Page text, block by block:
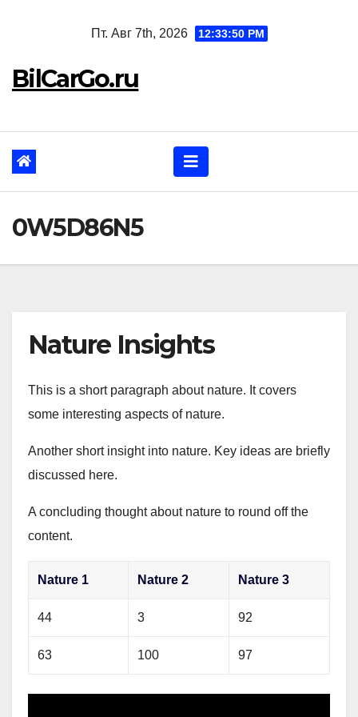
Пт. Авг 7th, 2026 12:33:51 PM
BilCarGo.ru
0W5D86N5
Nature Insights
This is a short paragraph about nature. It covers
some interesting aspects of nature.
Another short insight into nature. Key ideas are briefly
discussed here.
A concluding thought about nature to round off the
content.
Nature 1 Nature 2 Nature 3
44 3 92
63 100 97